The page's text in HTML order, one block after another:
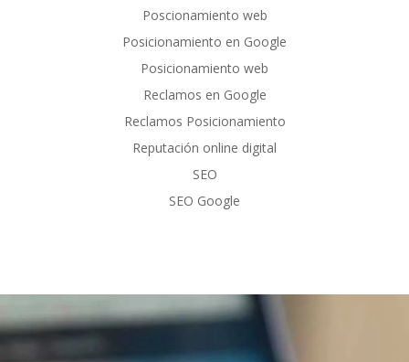
Poscionamiento web
Posicionamiento en Google
Posicionamiento web
Reclamos en Google
Reclamos Posicionamiento
Reputación online digital
SEO
SEO Google